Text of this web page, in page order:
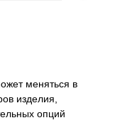
меняться в
изделия,
опций